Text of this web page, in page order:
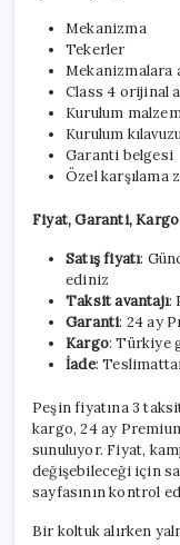
Mekanizma
Tekerler
Mekanizmalara
Class 4 orijinal
Kurulum
Kurulum
Garanti belgesi
Özel karşılama
Fiyat, Garanti, Kargo
Satış fiyatı:
ediniz
Taksit avantajı:
Garanti: 24 ay
Kargo: Türkiye
İade:
Peşin fiyatına 3
kargo, 24 ay
sunuluyor. Fiyat,
değişebileceği için
sayfasının kontrol
Bir koltuk alırken